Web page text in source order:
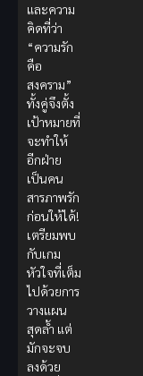
และความ
คิดที่ว่า
“ความรัก
คือ
สงคราม”
ทั้งคู่จึงตั้ง
เป้าหมายที่
จะทำให้
อีกฝ่าย
เป็นคน
สารภาพรัก
ก่อนให้ได้!
เตรียมพบ
กับเกม
หัวใจที่เต็ม
ไปด้วยการ
วางแผน
สุดล้ำ แต่
มักจะจบ
ลงด้วย